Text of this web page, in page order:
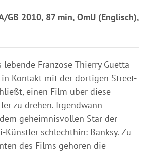
GB 2010, 87 min, OmU (Englisch),
lebende Franzose Thierry Guetta
Kontakt mit der dortigen Street-
einen Film über diese
zu drehen. Irgendwann
geheimnisvollen Star der
Künstler schlechthin: Banksy. Zu
des Films gehören die